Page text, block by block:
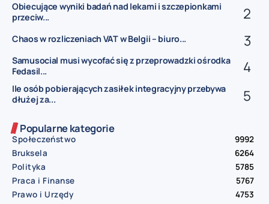
Obiecujące wyniki badań nad lekami i szczepionkami
przeciw...
Chaos w rozliczeniach VAT w Belgii – biuro...
Samusocial musi wycofać się z przeprowadzki ośrodka
Fedasil...
Ile osób pobierających zasiłek integracyjny przebywa
dłużej za...
Popularne kategorie
Społeczeństwo
9992
Bruksela
6264
Polityka
5785
Praca i Finanse
5767
Prawo i Urzędy
4753